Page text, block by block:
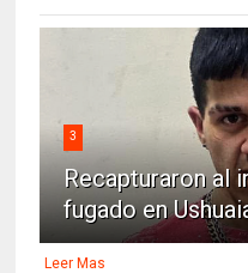
3
Recapturaron al
fugado en
Leer Mas